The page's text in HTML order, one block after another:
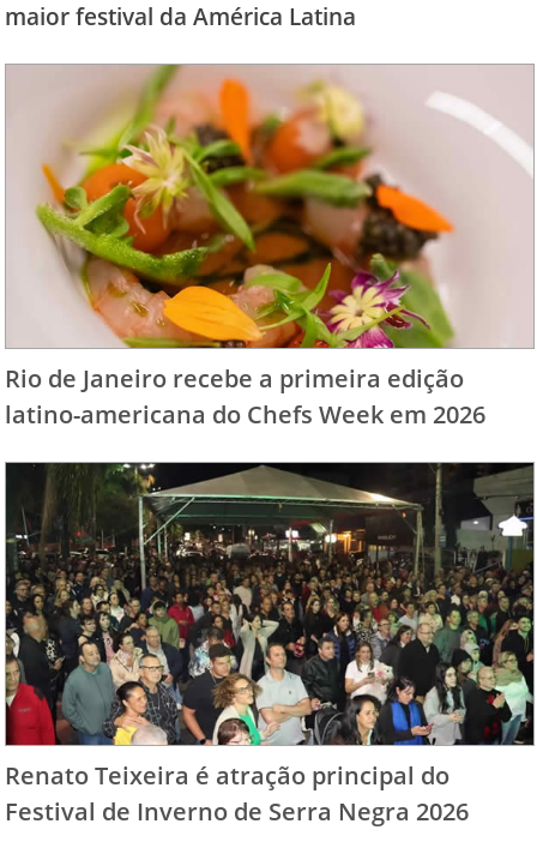
maior festival da América Latina
Rio de Janeiro recebe a primeira edição
latino-americana do Chefs Week em 2026
Renato Teixeira é atração principal do
Festival de Inverno de Serra Negra 2026